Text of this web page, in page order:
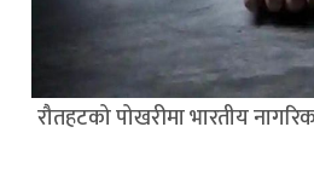
रौतहटको पोखरीमा भारतीय